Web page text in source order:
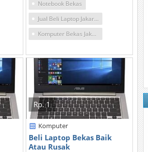
Notebook Bekas
Jual Beli Laptop Jakarta Timur
Komputer Bekas Jakarta
Rp. 1
Komputer
Beli Laptop Bekas Baik
Atau Rusak